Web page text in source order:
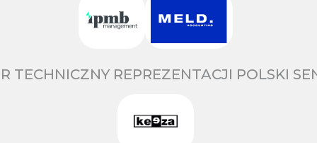
TECHNICZNY REPREZENTACJI POLSKI